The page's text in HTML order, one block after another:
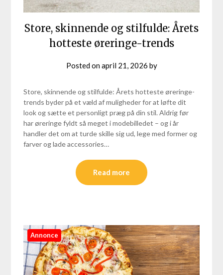
Store, skinnende og stilfulde: Årets
hotteste øreringe-trends
Posted onapril 21, 2026 by
Store, skinnende og stilfulde: Årets hotteste øreringe-
trends byder på et væld af muligheder for at løfte dit
look og sætte et personligt præg på din stil. Aldrig før
har øreringe fyldt så meget i modebilledet – og i år
handler det om at turde skille sig ud, lege med former og
farver og lade accessories…
Read more
Annonce